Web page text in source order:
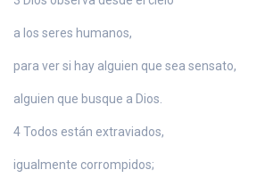
a los seres humanos,
para ver si hay alguien que sea sensato,
alguien que busque a Dios.
4 Todos están extraviados,
igualmente corrompidos;